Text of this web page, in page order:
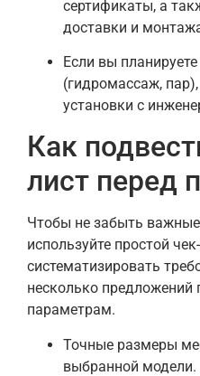
сертификаты, а
доставки и
Если вы
(гидромассаж, пар),
установки с
Как
лист перед
Чтобы не забыть
используйте простой
систематизировать
несколько
параметрам.
Точные размеры
выбранной модели.